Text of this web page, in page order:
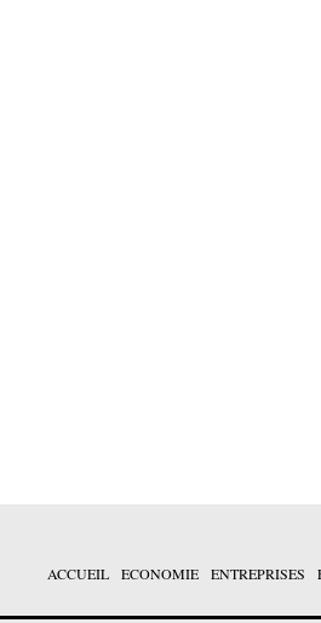
ACCUEIL ECONOMIE ENTREPRISES